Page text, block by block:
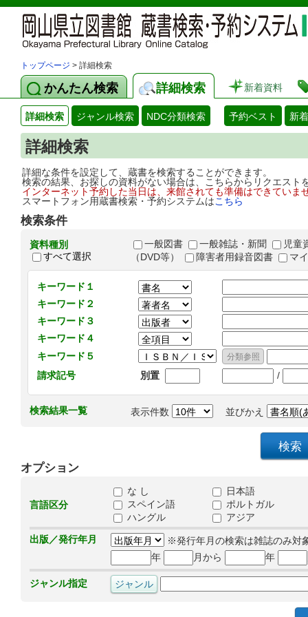
トップページ > 詳細検索
かんたん検索 詳細検索 新着資料
詳細検索 ジャンル検索 NDC分類検索 予約ベスト 新
詳細検索
詳細な条件を設定して、蔵書を検索することができます。
検索の結果、お探しの資料がない場合は、こちらからリクエス
インターネット予約した当日は、来館されても準備はできてい
スマートフォン用蔵書検索・予約システムはこちら
検索条件
資料種別
すべて選択
一般図書 一般雑誌・新聞
児童
（DVD等）
障害者用録音図書 マ
キーワード１
キーワード２
キーワード３
キーワード４
キーワード５
請求記号
別置 /
検索結果一覧 表示件数 並びかえ
オプション
言語区分
な し
日本語
スペイン語
ポルトガル
ハングル
アジア
出版／発行年月
※発行年月の検索は雑誌のみ対
年
月から 年
ジャンル指定